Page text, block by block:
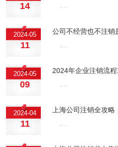
14 -···
2024-05
11
公司不经营也不注销
-···
2024-05
09
2024年企业注销流
-···
2024-04
11
上海公司注销全攻
-···